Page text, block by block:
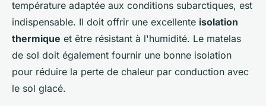
température adaptée aux conditions subarctiques, est
indispensable. Il doit offrir une excellente isolation
thermique et être résistant à l'humidité. Le matelas
de sol doit également fournir une bonne isolation
pour réduire la perte de chaleur par conduction avec
le sol glacé.